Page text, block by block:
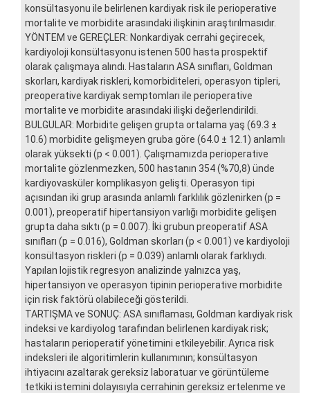
konsültasyonu ile belirlenen kardiyak risk ile perioperative
mortalite ve morbidite arasındaki ilişkinin araştırılmasıdır.
YÖNTEM ve GEREÇLER: Nonkardiyak cerrahi geçirecek,
kardiyoloji konsültasyonu istenen 500 hasta prospektif
olarak çalışmaya alındı. Hastaların ASA sınıfları, Goldman
skorları, kardiyak riskleri, komorbiditeleri, operasyon tipleri,
preoperative kardiyak semptomları ile perioperative
mortalite ve morbidite arasındaki ilişki değerlendirildi.
BULGULAR: Morbidite gelişen grupta ortalama yaş (69.3 ±
10.6) morbidite gelişmeyen gruba göre (64.0 ± 12.1) anlamlı
olarak yüksekti (p < 0.001). Çalışmamızda perioperative
mortalite gözlenmezken, 500 hastanın 354 (%70,8) ünde
kardiyovasküler komplikasyon gelişti. Operasyon tipi
açısından iki grup arasında anlamlı farklılık gözlenirken (p =
0.001), preoperatif hipertansiyon varlığı morbidite gelişen
grupta daha sıktı (p = 0.007). İki grubun preoperatif ASA
sınıfları (p = 0.016), Goldman skorları (p < 0.001) ve kardiyoloji
konsültasyon riskleri (p = 0.039) anlamlı olarak farklıydı.
Yapılan lojistik regresyon analizinde yalnızca yaş,
hipertansiyon ve operasyon tipinin perioperative morbidite
için risk faktörü olabileceği gösterildi.
TARTIŞMA ve SONUÇ: ASA sınıflaması, Goldman kardiyak risk
indeksi ve kardiyolog tarafından belirlenen kardiyak risk;
hastaların perioperatif yönetimini etkileyebilir. Ayrıca risk
indeksleri ile algoritimlerin kullanımının; konsültasyon
ihtiyacını azaltarak gereksiz laboratuar ve görüntüleme
tetkiki istemini dolayısıyla cerrahinin gereksiz ertelenme ve